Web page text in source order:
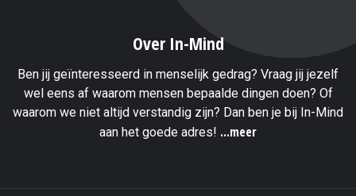
Over In-Mind
Ben jij geïnteresseerd in menselijk gedrag? Vraag jij jezelf
wel eens af waarom mensen bepaalde dingen doen? Of
waarom we niet altijd verstandig zijn? Dan ben je bij In-Mind
aan het goede adres! ...meer